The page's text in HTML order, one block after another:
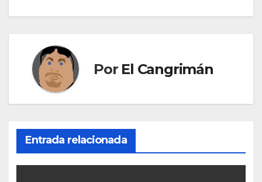
Por El Cangrimán
Entrada relacionada